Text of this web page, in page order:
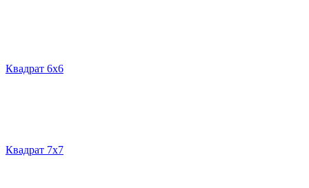
Квадрат 6х6
Квадрат 7х7